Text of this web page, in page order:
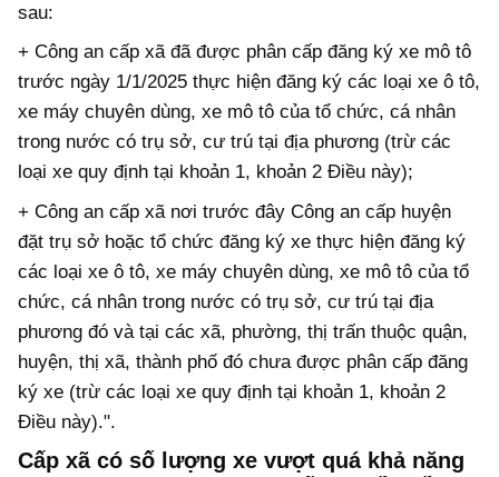
sau:
+ Công an cấp xã đã được phân cấp đăng ký xe mô tô
trước ngày 1/1/2025 thực hiện đăng ký các loại xe ô tô,
xe máy chuyên dùng, xe mô tô của tổ chức, cá nhân
trong nước có trụ sở, cư trú tại địa phương (trừ các
loại xe quy định tại khoản 1, khoản 2 Điều này);
+ Công an cấp xã nơi trước đây Công an cấp huyện
đặt trụ sở hoặc tổ chức đăng ký xe thực hiện đăng ký
các loại xe ô tô, xe máy chuyên dùng, xe mô tô của tổ
chức, cá nhân trong nước có trụ sở, cư trú tại địa
phương đó và tại các xã, phường, thị trấn thuộc quận,
huyện, thị xã, thành phố đó chưa được phân cấp đăng
ký xe (trừ các loại xe quy định tại khoản 1, khoản 2
Điều này).".
Cấp xã có số lượng xe vượt quá khả năng